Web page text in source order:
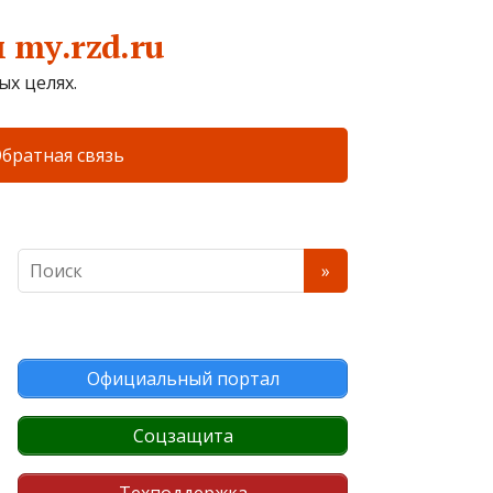
целях.
связь
Официальный портал
Соцзащита